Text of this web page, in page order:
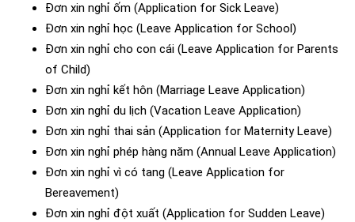
Đơn xin nghỉ ốm (Application for Sick Leave)
Đơn xin nghỉ học (Leave Application for School)
Đơn xin nghỉ cho con cái (Leave Application for Parents
of Child)
Đơn xin nghỉ kết hôn (Marriage Leave Application)
Đơn xin nghỉ du lịch (Vacation Leave Application)
Đơn xin nghỉ thai sản (Application for Maternity Leave)
Đơn xin nghỉ phép hàng năm (Annual Leave Application)
Đơn xin nghỉ vì có tang (Leave Application for
Bereavement)
Đơn xin nghỉ đột xuất (Application for Sudden Leave)